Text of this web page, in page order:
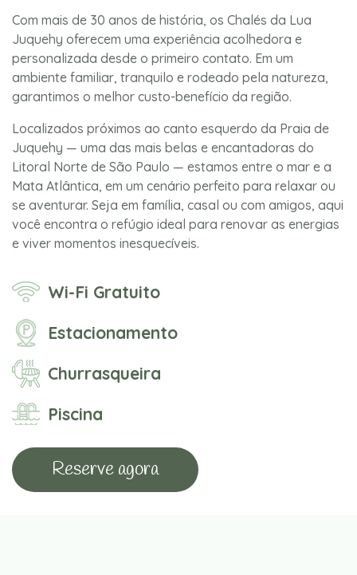
Com mais de 30 anos de história, os Chalés da Lua
Juquehy oferecem uma experiência acolhedora e
personalizada desde o primeiro contato. Em um
ambiente familiar, tranquilo e rodeado pela natureza,
garantimos o melhor custo-benefício da região.
Localizados próximos ao canto esquerdo da Praia de
Juquehy — uma das mais belas e encantadoras do
Litoral Norte de São Paulo — estamos entre o mar e a
Mata Atlântica, em um cenário perfeito para relaxar ou
se aventurar. Seja em família, casal ou com amigos, aqui
você encontra o refúgio ideal para renovar as energias
e viver momentos inesquecíveis.
Wi-Fi Gratuito
Estacionamento
Churrasqueira
Piscina
Reserve agora